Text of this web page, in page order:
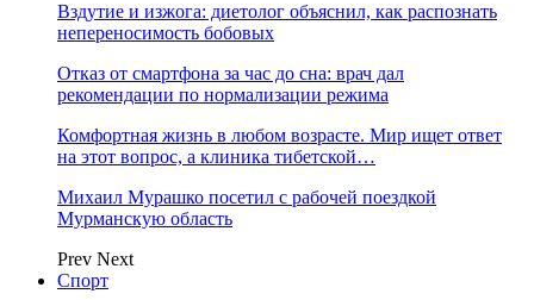
Вздутие и изжога: диетолог объяснил, как распознать
непереносимость бобовых
Отказ от смартфона за час до сна: врач дал
рекомендации по нормализации режима
Комфортная жизнь в любом возрасте. Мир ищет ответ
на этот вопрос, а клиника тибетской…
Михаил Мурашко посетил с рабочей поездкой
Мурманскую область
Prev Next
Спорт